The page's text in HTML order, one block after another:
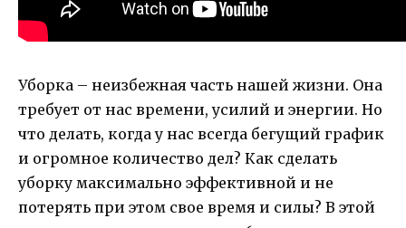
Уборка – неизбежная часть нашей жизни. Она
требует от нас времени, усилий и энергии. Но
что делать, когда у нас всегда бегущий график
и огромное количество дел? Как сделать
уборку максимально эффективной и не
потерять при этом свое время и силы? В этой